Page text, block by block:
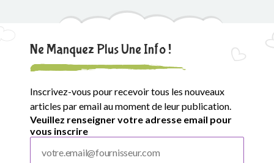
Ne Manquez Plus Une Info !
Inscrivez-vous pour recevoir tous les nouveaux
articles par email au moment de leur publication.
Veuillez renseigner votre adresse email pour
vous inscrire